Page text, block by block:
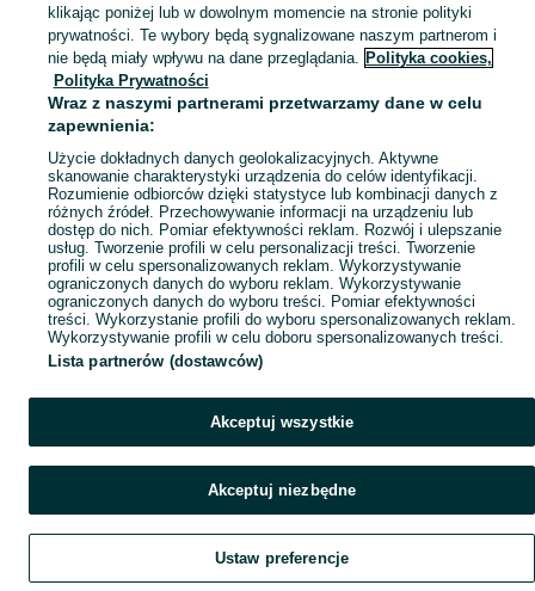
Mapa kategorii
Mapa miejscowości
Mapa ministron
Szukaj Obserwujesz Dodaj Czat Konto
klikając poniżej lub w dowolnym momencie na stronie polityki
prywatności. Te wybory będą sygnalizowane naszym partnerom i
nie będą miały wpływu na dane przeglądania. Polityka cookies,
Polityka Prywatności
Wraz z naszymi partnerami przetwarzamy dane w celu
zapewnienia:
Użycie dokładnych danych geolokalizacyjnych. Aktywne
skanowanie charakterystyki urządzenia do celów identyfikacji.
Rozumienie odbiorców dzięki statystyce lub kombinacji danych z
różnych źródeł. Przechowywanie informacji na urządzeniu lub
dostęp do nich. Pomiar efektywności reklam. Rozwój i ulepszanie
usług. Tworzenie profili w celu personalizacji treści. Tworzenie
profili w celu spersonalizowanych reklam. Wykorzystywanie
ograniczonych danych do wyboru reklam. Wykorzystywanie
ograniczonych danych do wyboru treści. Pomiar efektywności
treści. Wykorzystanie profili do wyboru spersonalizowanych reklam.
Wykorzystywanie profili w celu doboru spersonalizowanych treści.
Lista partnerów (dostawców)
Akceptuj wszystkie
Akceptuj niezbędne
Ustaw preferencje